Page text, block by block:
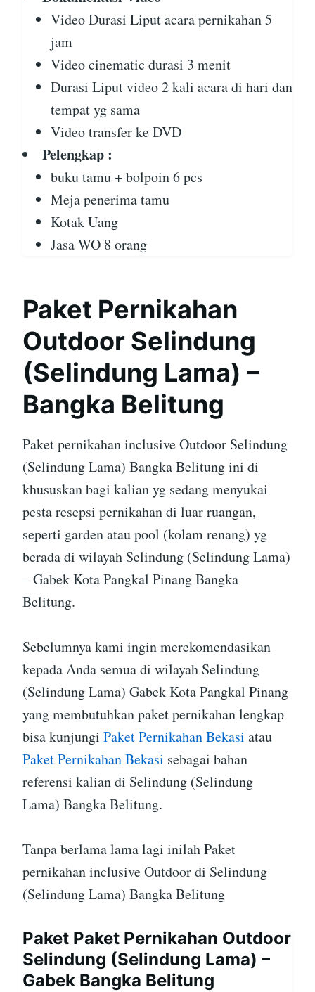
Video Durasi Liput acara pernikahan 5
jam
Video cinematic durasi 3 menit
Durasi Liput video 2 kali acara di hari dan
tempat yg sama
Video transfer ke DVD
Pelengkap :
buku tamu + bolpoin 6 pcs
Meja penerima tamu
Kotak Uang
Jasa WO 8 orang
Paket Pernikahan
Outdoor Selindung
(Selindung Lama) –
Bangka Belitung
Paket pernikahan inclusive Outdoor Selindung
(Selindung Lama) Bangka Belitung ini di
khususkan bagi kalian yg sedang menyukai
pesta resepsi pernikahan di luar ruangan,
seperti garden atau pool (kolam renang) yg
berada di wilayah Selindung (Selindung Lama)
– Gabek Kota Pangkal Pinang Bangka
Belitung.
Sebelumnya kami ingin merekomendasikan
kepada Anda semua di wilayah Selindung
(Selindung Lama) Gabek Kota Pangkal Pinang
yang membutuhkan paket pernikahan lengkap
bisa kunjungi Paket Pernikahan Bekasi atau
Paket Pernikahan Bekasi sebagai bahan
referensi kalian di Selindung (Selindung
Lama) Bangka Belitung.
Tanpa berlama lama lagi inilah Paket
pernikahan inclusive Outdoor di Selindung
(Selindung Lama) Bangka Belitung
Paket Paket Pernikahan Outdoor
Selindung (Selindung Lama) –
Gabek Bangka Belitung